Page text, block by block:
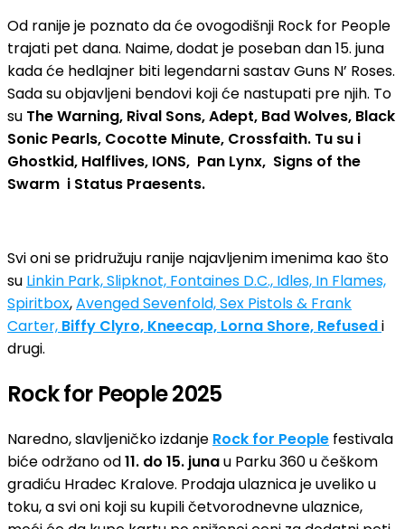
Od ranije je poznato da će ovogodišnji Rock for People
trajati pet dana. Naime, dodat je poseban dan 15. juna
kada će hedlajner biti legendarni sastav Guns N’ Roses.
Sada su objavljeni bendovi koji će nastupati pre njih. To
su The Warning, Rival Sons, Adept, Bad Wolves, Black
Sonic Pearls, Cocotte Minute, Crossfaith. Tu su i
Ghostkid, Halflives, IONS, Pan Lynx, Signs of the
Swarm i Status Praesents.
Svi oni se pridružuju ranije najavljenim imenima kao što
su Linkin Park, Slipknot, Fontaines D.C., Idles, In Flames,
Spiritbox,Avenged Sevenfold, Sex Pistols & Frank
Carter, Biffy Clyro, Kneecap, Lorna Shore, Refusedi
drugi.
Rock for People 2025
Naredno, slavljeničko izdanje Rock for People festivala
biće održano od11. do 15. junau Parku 360 u češkom
gradiću Hradec Kralove. Prodaja ulaznica je uveliko u
toku, a svi oni koji su kupili četvorodnevne ulaznice,